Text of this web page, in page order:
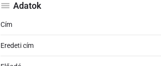
Adatok
Cím
Eredeti cím